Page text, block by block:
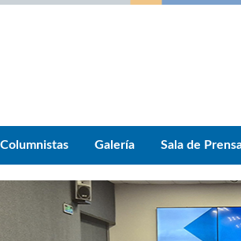
Columnistas Galería Sala de